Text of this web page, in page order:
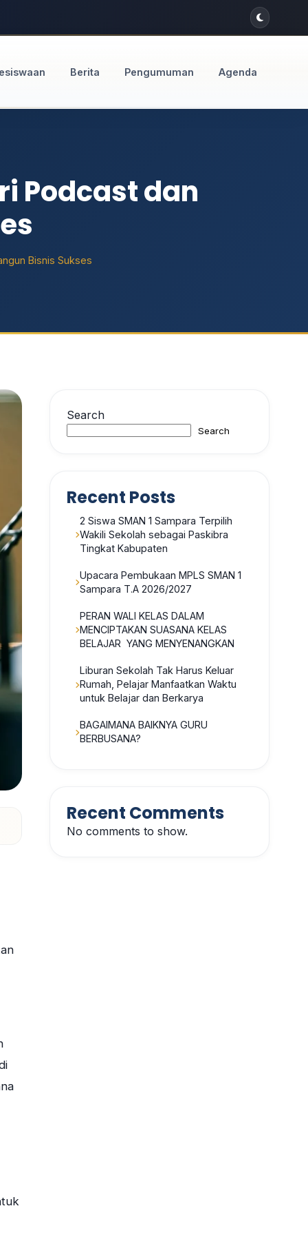
Berita Pengumuman Agenda
Podcast dan
Bisnis Sukses
Search
Search
Recent Posts
2 Siswa SMAN 1 Sampara Terpilih
Wakili Sekolah sebagai Paskibra
Tingkat Kabupaten
Upacara Pembukaan MPLS SMAN 1
Sampara T.A 2026/2027
PERAN WALI KELAS DALAM
MENCIPTAKAN SUASANA KELAS
BELAJAR YANG MENYENANGKAN
Liburan Sekolah Tak Harus Keluar
Rumah, Pelajar Manfaatkan Waktu
untuk Belajar dan Berkarya
BAGAIMANA BAIKNYA GURU
BERBUSANA?
Recent Comments
No comments to show.